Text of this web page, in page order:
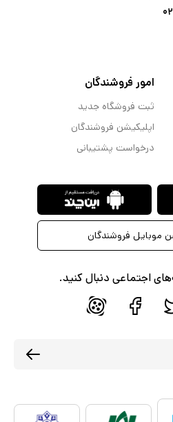
امور فروشندگان
ثبت فروشگاه جدید
اپلیکیشن فروشندگان
درخواست پشتیبانی
موبایل فروشندگان
اجتماعی دنبال کنید.